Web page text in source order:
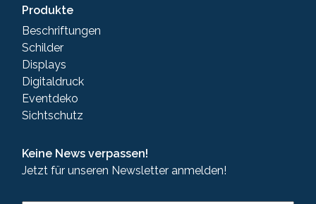
Produkte
Beschriftungen
Schilder
Displays
Digitaldruck
Eventdeko
Sichtschutz
Keine News verpassen!
Jetzt für unseren Newsletter anmelden!